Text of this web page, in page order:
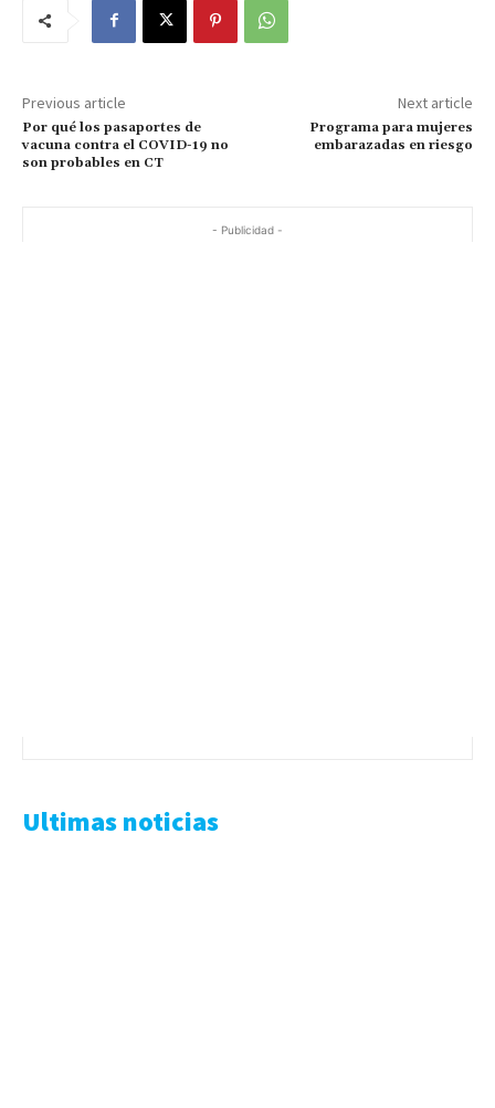
Previous article
Por qué los pasaportes de
vacuna contra el COVID-19 no
son probables en CT
Next article
Programa para mujeres
embarazadas en riesgo
- Publicidad -
Ultimas noticias